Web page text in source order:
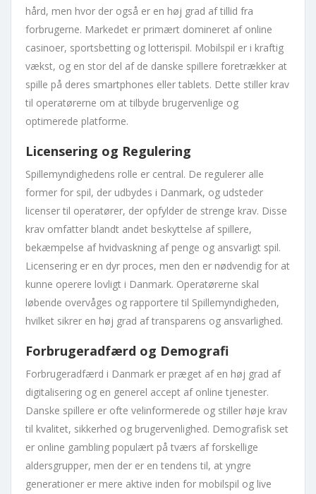
hård, men hvor der også er en høj grad af tillid fra
forbrugerne. Markedet er primært domineret af online
casinoer, sportsbetting og lotterispil. Mobilspil er i kraftig
vækst, og en stor del af de danske spillere foretrækker at
spille på deres smartphones eller tablets. Dette stiller krav
til operatørerne om at tilbyde brugervenlige og
optimerede platforme.
Licensering og Regulering
Spillemyndighedens rolle er central. De regulerer alle
former for spil, der udbydes i Danmark, og udsteder
licenser til operatører, der opfylder de strenge krav. Disse
krav omfatter blandt andet beskyttelse af spillere,
bekæmpelse af hvidvaskning af penge og ansvarligt spil.
Licensering er en dyr proces, men den er nødvendig for at
kunne operere lovligt i Danmark. Operatørerne skal
løbende overvåges og rapportere til Spillemyndigheden,
hvilket sikrer en høj grad af transparens og ansvarlighed.
Forbrugeradfærd og Demografi
Forbrugeradfærd i Danmark er præget af en høj grad af
digitalisering og en generel accept af online tjenester.
Danske spillere er ofte velinformerede og stiller høje krav
til kvalitet, sikkerhed og brugervenlighed. Demografisk set
er online gambling populært på tværs af forskellige
aldersgrupper, men der er en tendens til, at yngre
generationer er mere aktive inden for mobilspil og live